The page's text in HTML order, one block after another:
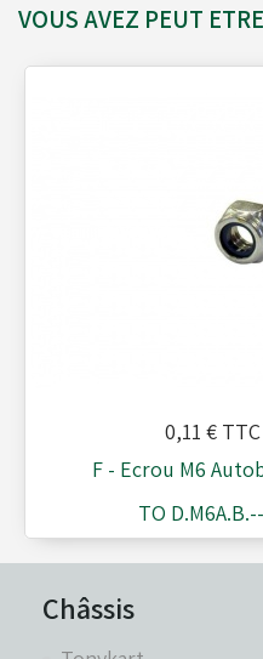
VOUS AVEZ PEUT
0,11 € TTC
F - Ecrou M6
TO
Châssis
Leviers de vitesses
Pare chaînes - Echappement
Pédales - Cale-pieds
Platines moteurs - Brides
Plombs - Câbles - Mesure